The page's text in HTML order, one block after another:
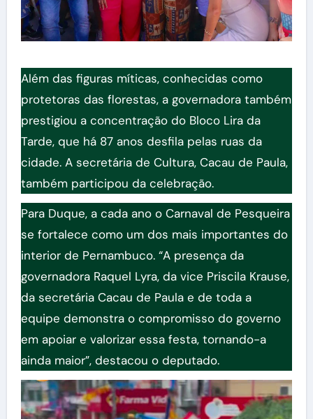
Além das figuras míticas, conhecidas como
protetoras das florestas, a governadora também
prestigiou a concentração do Bloco Lira da
Tarde, que há 87 anos desfila pelas ruas da
cidade. A secretária de Cultura, Cacau de Paula,
também participou da celebração.
Para Duque, a cada ano o Carnaval de Pesqueira
se fortalece como um dos mais importantes do
interior de Pernambuco. “A presença da
governadora Raquel Lyra, da vice Priscila Krause,
da secretária Cacau de Paula e de toda a
equipe demonstra o compromisso do governo
em apoiar e valorizar essa festa, tornando-a
ainda maior”, destacou o deputado.